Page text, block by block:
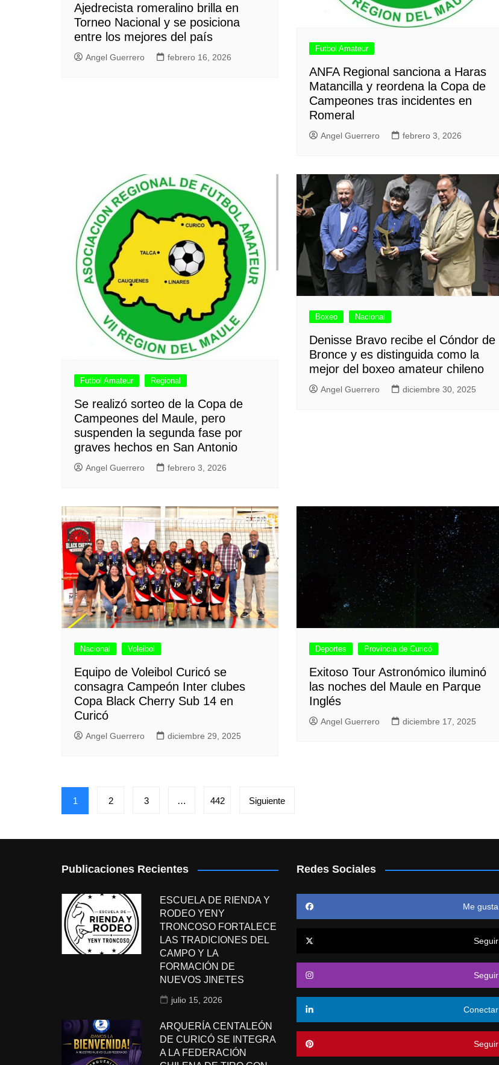
Ajedrecista romeralino brilla en
Torneo Nacional y se posiciona
entre los mejores del país
Angel Guerrero febrero 16, 2026
Futbol Amateur
ANFA Regional sanciona a Haras
Matancilla y reordena la Copa de
Campeones tras incidentes en
Romeral
Angel Guerrero febrero 3, 2026
Futbol Amateur Regional
Se realizó sorteo de la Copa de
Campeones del Maule, pero
suspenden la segunda fase por
graves hechos en San Antonio
Angel Guerrero febrero 3, 2026
Boxeo Nacional
Denisse Bravo recibe el Cóndor de
Bronce y es distinguida como la
mejor del boxeo amateur chileno
Angel Guerrero diciembre 30, 2025
Nacional Voleibol
Equipo de Voleibol Curicó se
consagra Campeón Inter clubes
Copa Black Cherry Sub 14 en
Curicó
Angel Guerrero diciembre 29, 2025
Deportes Provincia de Curicó
Exitoso Tour Astronómico iluminó
las noches del Maule en Parque
Inglés
Angel Guerrero diciembre 17, 2025
Paginación
de
entradas
1 2 3 … 442 Siguiente
Publicaciones Recientes
ESCUELA DE RIENDA Y
RODEO YENY
TRONCOSO FORTALECE
LAS TRADICIONES DEL
CAMPO Y LA
FORMACIÓN DE
NUEVOS JINETES
julio 15, 2026
ARQUERÍA CENTALEÓN
DE CURICÓ SE INTEGRA
A LA FEDERACIÓN
Redes Sociales
Me gusta
Seguir
Seguir
Conectar
Seguir